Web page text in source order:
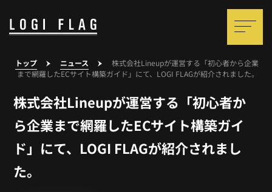
トップ ニュース
株式会社Lineupが運営する「初心者から企業
まで網羅したECサイト構築ガイド」にて、LOGI FLAGが紹介されました。
株式会社Lineupが運営する「初心者か
ら企業まで網羅したECサイト構築ガイ
ド」にて、LOGI FLAGが紹介されまし
た。